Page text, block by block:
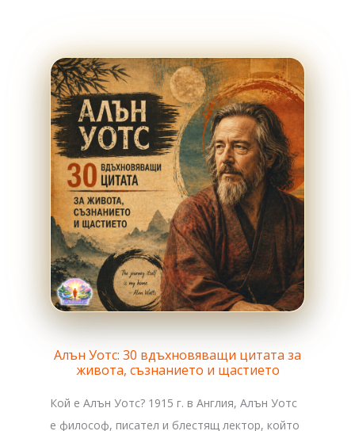
Алън Уотс: 30 вдъхновяващи цитата за
живота, съзнанието и щастието
Кой е Алън Уотс? 1915 г. в Англия, Алън Уотс
е философ, писател и блестящ лектор, който